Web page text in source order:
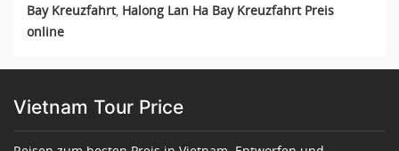
Bay Kreuzfahrt, Halong Lan Ha Bay Kreuzfahrt Preis
online
Vietnam Tour Price